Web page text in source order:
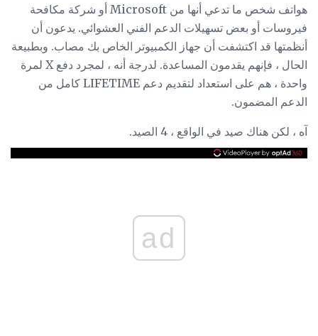
هواتف شخص ما تدعي أنها من Microsoft أو شركة مكافحة
فيروسات أو بعض تسهيلات الدعم الفني العشوائي. يدعون أن
أنظمتها قد اكتشفت أن جهاز الكمبيوتر الخاص بك مصاب. وبطبيعة
الحال ، فإنهم يقدمون المساعدة. لدرجة أنه ، لمجرد دفع X لمرة
واحدة ، هم على استعداد لتقديم دعم LIFETIME كامل من
الدعم المضمون.
آه ، لكن هناك صيد في الواقع ، 4 الصيد.
ad